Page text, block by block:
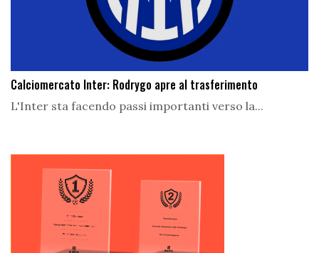
Calciomercato Inter: Rodrygo apre al trasferimento
L'Inter sta facendo passi importanti verso la...